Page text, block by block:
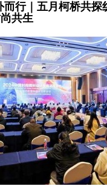
而行｜五月柯桥共探
共生